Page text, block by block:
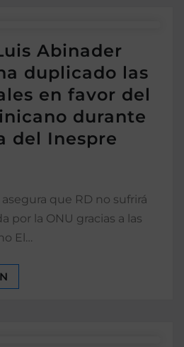
Abinader
duplicado las
en favor del
durante
del Inespre
que RD no sufrirá
por la ONU gracias a las
El…